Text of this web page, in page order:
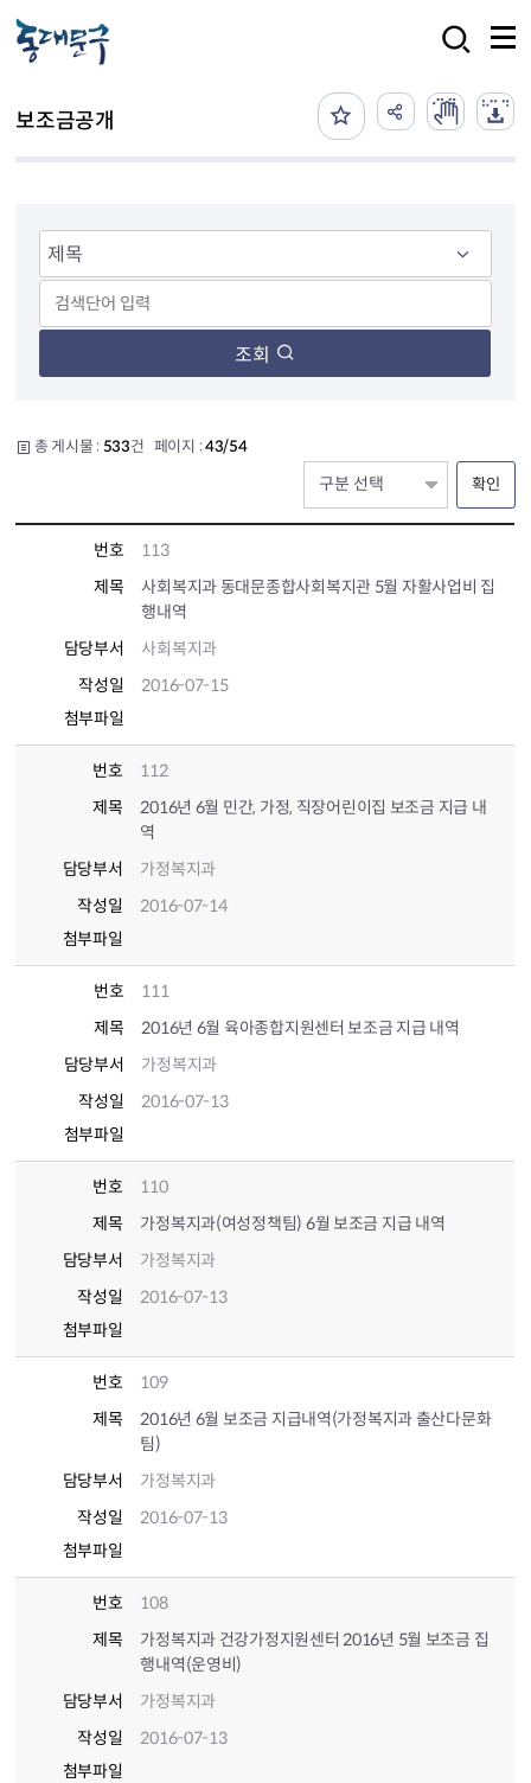
보조금공개
조회
총 게시물 : 533건 페이지 :43/54
확인
번호
113
제목
사회복지과 동대문종합사회복지관 5월 자활사업비 집
행내역
담당부서
사회복지과
작성일
2016-07-15
첨부파일
번호
112
제목
2016년 6월 민간, 가정, 직장어린이집 보조금 지급 내
역
담당부서
가정복지과
작성일
2016-07-14
첨부파일
번호
111
제목
2016년 6월 육아종합지원센터 보조금 지급 내역
담당부서
가정복지과
작성일
2016-07-13
첨부파일
번호
110
제목
가정복지과(여성정책팀) 6월 보조금 지급 내역
담당부서
가정복지과
작성일
2016-07-13
첨부파일
번호
109
제목
2016년 6월 보조금 지급내역(가정복지과 출산다문화
팀)
담당부서
가정복지과
작성일
2016-07-13
첨부파일
번호
108
제목
가정복지과 건강가정지원센터 2016년 5월 보조금 집
행내역(운영비)
담당부서
가정복지과
작성일
2016-07-13
첨부파일